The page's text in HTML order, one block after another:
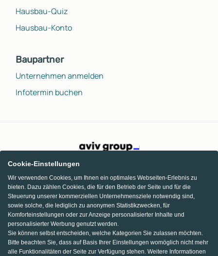
Hausbau-Quiz
Hausbau-Konto
Baupartner
Unternehmen anmelden
Infotermin buchen
Cookie-Einstellungen
Wir verwenden Cookies, um Ihnen ein optimales Webseiten-Erlebnis zu
bieten. Dazu zählen Cookies, die für den Betrieb der Seite und für die
Steuerung unserer kommerziellen Unternehmensziele notwendig sind,
sowie solche, die lediglich zu anonymen Statistikzwecken, für
Komforteinstellungen oder zur Anzeige personalisierter Inhalte und
personalisierter Werbung genutzt werden.
Sie können selbst entscheiden, welche Kategorien Sie zulassen möchten.
Bitte beachten Sie, dass auf Basis Ihrer Einstellungen womöglich nicht mehr
alle Funktionalitäten der Seite zur Verfügung stehen. Weitere Informationen